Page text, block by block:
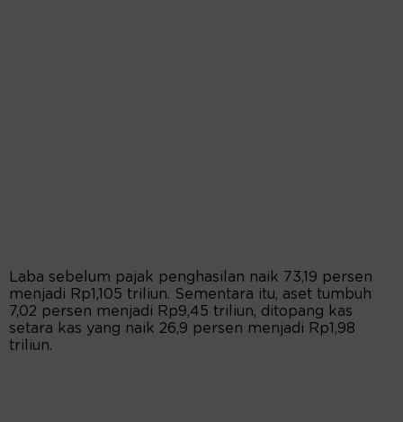
Laba sebelum pajak penghasilan naik 73,19 persen
menjadi Rp1,105 triliun. Sementara itu, aset tumbuh
7,02 persen menjadi Rp9,45 triliun, ditopang kas
setara kas yang naik 26,9 persen menjadi Rp1,98
triliun.